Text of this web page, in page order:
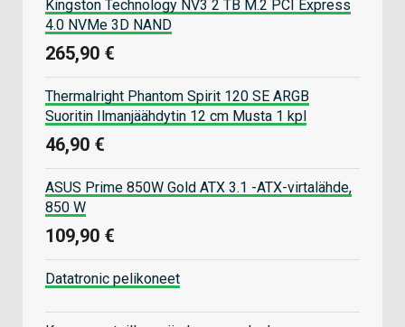
Kingston Technology NV3 2 TB M.2 PCI Express
4.0 NVMe 3D NAND
265,90 €
Thermalright Phantom Spirit 120 SE ARGB
Suoritin Ilmanjäähdytin 12 cm Musta 1 kpl
46,90 €
ASUS Prime 850W Gold ATX 3.1 -ATX-virtalähde,
850 W
109,90 €
Datatronic pelikoneet